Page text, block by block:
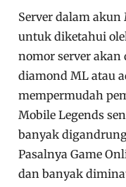
Server dalam
untuk diketahui
nomor server
diamond ML atau
mempermudah
Mobile Legends
banyak
Pasalnya Game
dan banyak